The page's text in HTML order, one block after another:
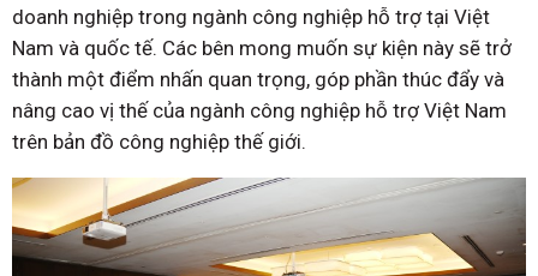
doanh nghiệp trong ngành công nghiệp hỗ trợ tại Việt
Nam và quốc tế. Các bên mong muốn sự kiện này sẽ trở
thành một điểm nhấn quan trọng, góp phần thúc đẩy và
nâng cao vị thế của ngành công nghiệp hỗ trợ Việt Nam
trên bản đồ công nghiệp thế giới.